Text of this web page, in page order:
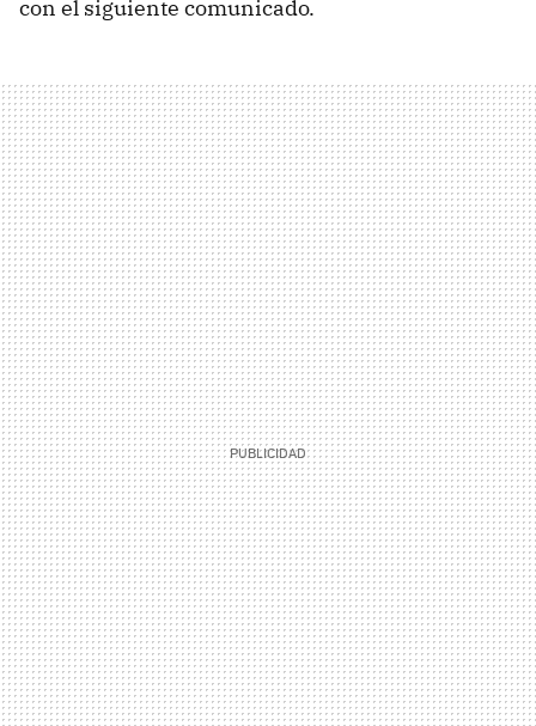
con el siguiente comunicado.